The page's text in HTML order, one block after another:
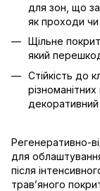
для зон, що
як проходи чи
Щільне
який
Стійкість до
декоративний
Регенеративно-
для
після
трав’яного